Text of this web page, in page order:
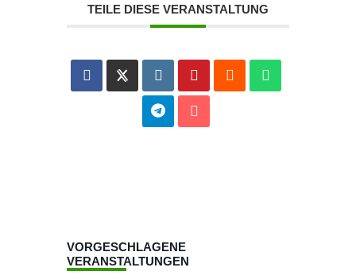
TEILE DIESE VERANSTALTUNG
VORGESCHLAGENE
VERANSTALTUNGEN